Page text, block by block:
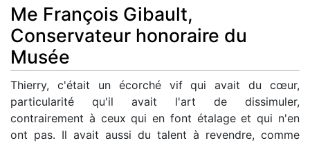
Me François Gibault,
Conservateur honoraire du
Musée
Thierry, c'était un écorché vif qui avait du cœur,
particularité qu'il avait l'art de dissimuler,
contrairement à ceux qui en font étalage et qui n'en
ont pas. Il avait aussi du talent à revendre, comme